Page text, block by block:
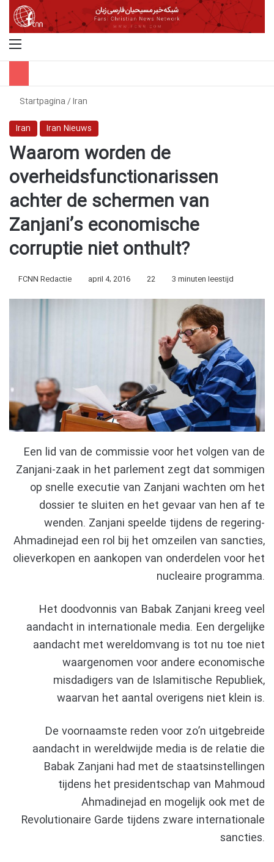
Startpagina/Iran
Iran
Iran Nieuws
Waarom worden de
overheidsfunctionarissen
achter de schermen van
Zanjani’s economische
corruptie niet onthult?
FCNN Redactie april 4, 2016 22 3 minuten leestijd
Een lid van de commissie voor het volgen van de
Zanjani-zaak in het parlement zegt dat sommigen
op snelle executie van Zanjani wachten om het
dossier te sluiten en het gevaar van hen af te
wenden. Zanjani speelde tijdens de regering-
Ahmadinejad een rol bij het omzeilen van sancties,
olieverkopen en aankopen van onderdelen voor het
nucleaire programma.
Het doodvonnis van Babak Zanjani kreeg veel
aandacht in internationale media. Een dergelijke
aandacht met wereldomvang is tot nu toe niet
waargenomen voor andere economische
misdadigers van de Islamitische Republiek,
waarvan het aantal overigens niet klein is.
De voornaamste reden voor zo’n uitgebreide
aandacht in wereldwijde media is de relatie die
Babak Zanjani had met de staatsinstellingen
tijdens het presidentschap van Mahmoud
Ahmadinejad en mogelijk ook met de
Revolutionaire Garde tijdens zware internationale
sancties.